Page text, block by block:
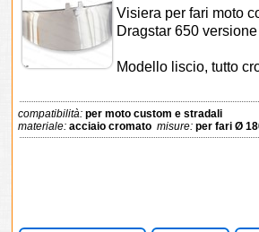
Visiera per fari moto
Dragstar 650
Modello liscio, tutto
compatibilità:per moto custom e stradali
materiale:acciaio cromato misure:per fari Ø